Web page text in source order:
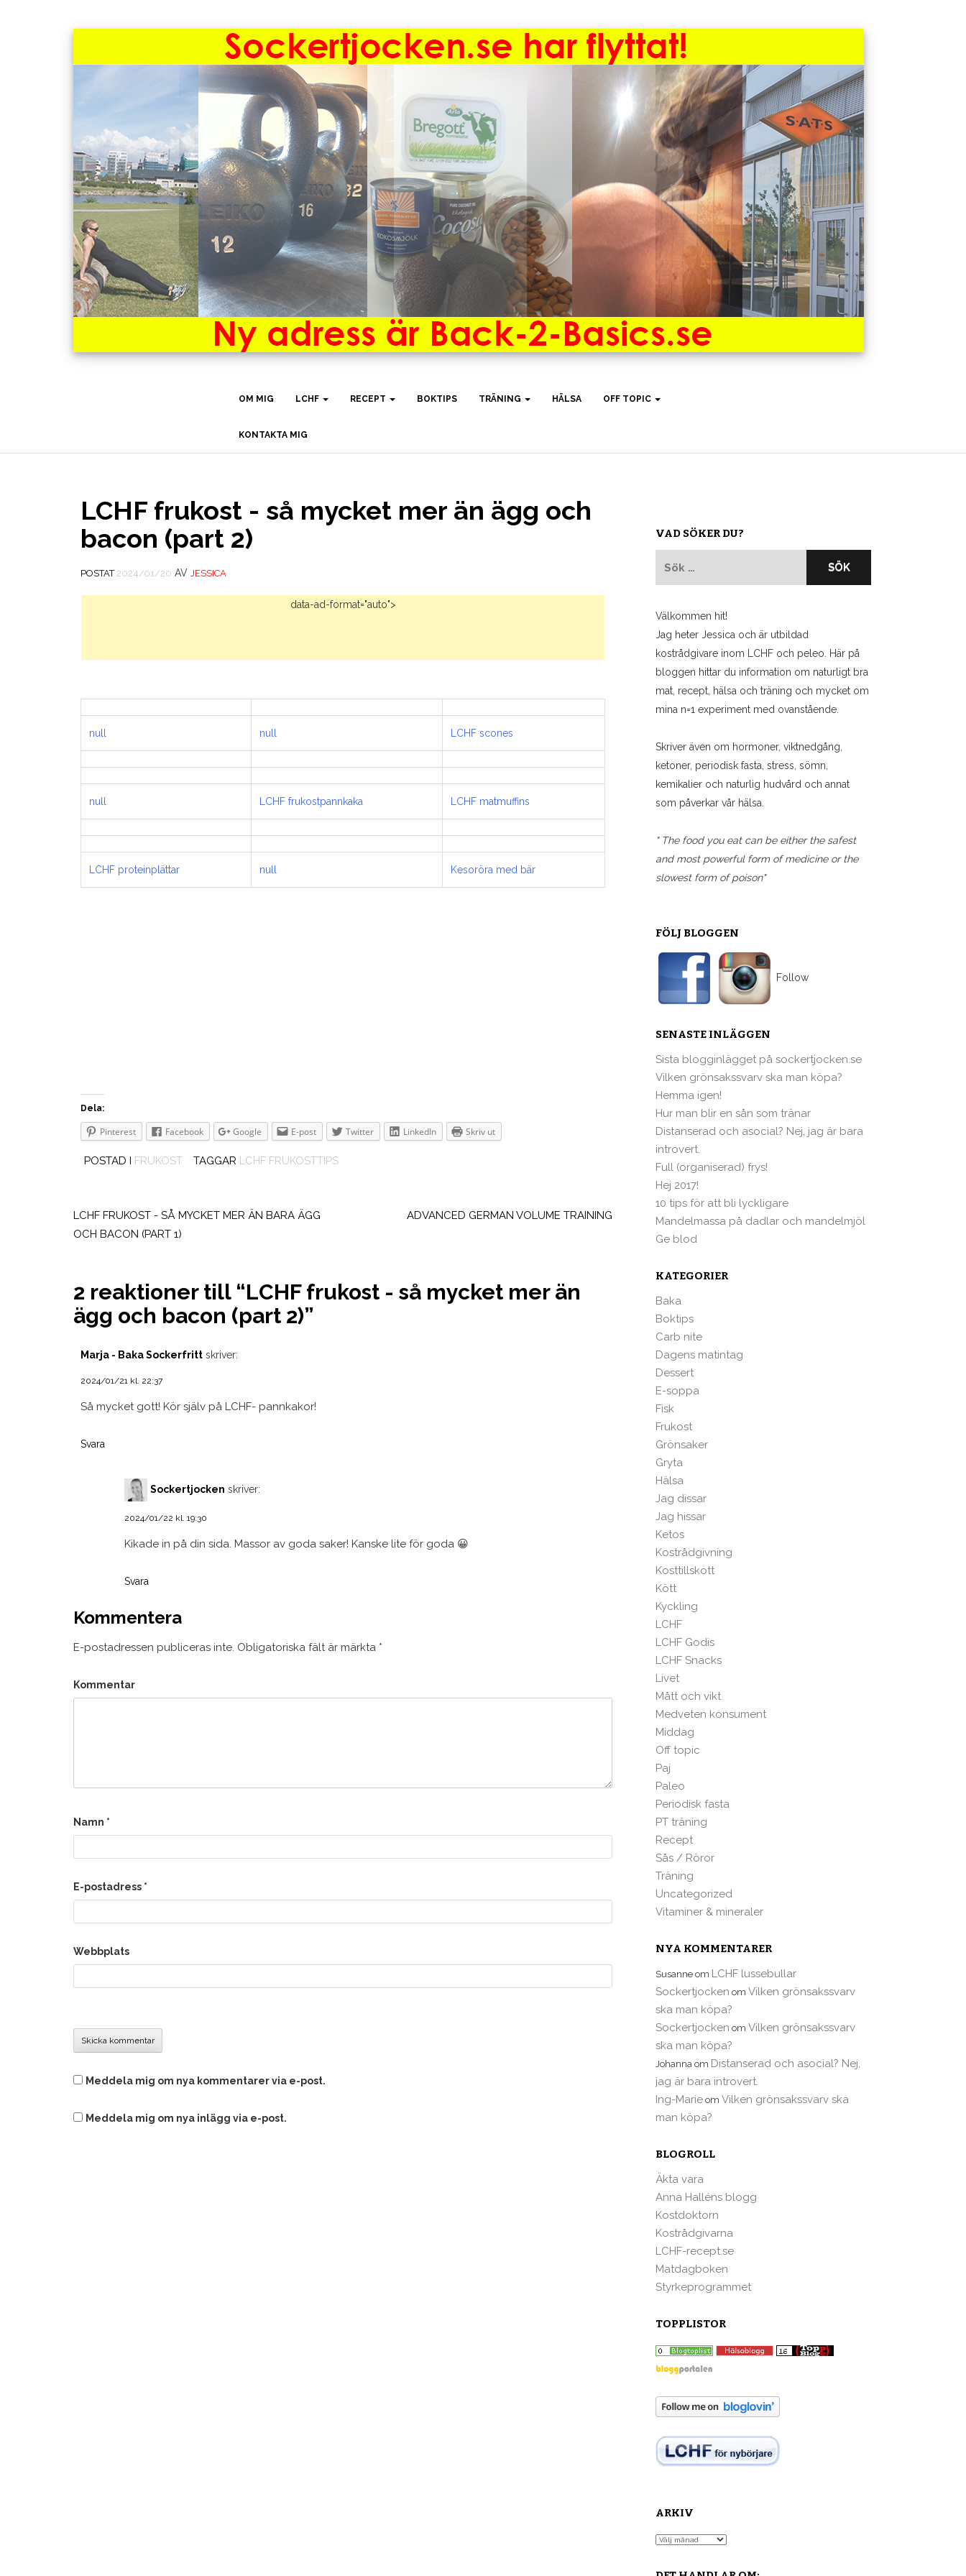
OM MIG LCHF RECEPT BOKTIPS TRÄNING HÄLSA OFF TOPIC
KONTAKTA MIG
LCHF frukost - så mycket mer än ägg och
bacon (part 2)
POSTAT 2024/01/20 AV JESSICA
data-ad-format="auto">
null null LCHF scones
null LCHF frukostpannkaka LCHF matmuffins
LCHF proteinplättar null Kesoröra med bär
Dela:
Pinterest Facebook Google E-post Twitter LinkedIn Skriv ut
POSTAD I FRUKOST TAGGAR LCHF FRUKOSTTIPS
LCHF FRUKOST - SÅ MYCKET MER ÄN BARA ÄGG
OCH BACON (PART 1)
ADVANCED GERMAN VOLUME TRAINING
2 reaktioner till “LCHF frukost - så mycket mer än
ägg och bacon (part 2)”
Marja - Baka Sockerfritt skriver:
2024/01/21 kl. 22:37
Så mycket gott! Kör själv på LCHF- pannkakor!
Svara
Sockertjocken skriver:
2024/01/22 kl. 19:30
Kikade in på din sida. Massor av goda saker! Kanske lite för goda 😀
Svara
Kommentera
E-postadressen publiceras inte. Obligatoriska fält är märkta *
Kommentar
Namn *
E-postadress *
Webbplats
Meddela mig om nya kommentarer via e-post.
Meddela mig om nya inlägg via e-post.
VAD SÖKER DU?
Välkommen hit!
Jag heter Jessica och är utbildad
kostrådgivare inom LCHF och peleo. Här på
bloggen hittar du information om naturligt bra
mat, recept, hälsa och träning och mycket om
mina n=1 experiment med ovanstående.
Skriver även om hormoner, viktnedgång,
ketoner, periodisk fasta, stress, sömn,
kemikalier och naturlig hudvård och annat
som påverkar vår hälsa.
" The food you eat can be either the safest
and most powerful form of medicine or the
slowest form of poison"
FÖLJ BLOGGEN
Follow
SENASTE INLÄGGEN
Sista blogginlägget på sockertjocken.se
Vilken grönsakssvarv ska man köpa?
Hemma igen!
Hur man blir en sån som tränar
Distanserad och asocial? Nej, jag är bara
introvert.
Full (organiserad) frys!
Hej 2017!
10 tips för att bli lyckligare
Mandelmassa på dadlar och mandelmjöl
Ge blod
KATEGORIER
Baka
Boktips
Carb nite
Dagens matintag
Dessert
E-soppa
Fisk
Frukost
Grönsaker
Gryta
Hälsa
Jag dissar
Jag hissar
Ketos
Kostrådgivning
Kosttillskott
Kött
Kyckling
LCHF
LCHF Godis
LCHF Snacks
Livet
Mått och vikt
Medveten konsument
Middag
Off topic
Paj
Paleo
Periodisk fasta
PT träning
Recept
Sås / Röror
Träning
Uncategorized
Vitaminer & mineraler
NYA KOMMENTARER
Susanne om LCHF lussebullar
Sockertjocken om Vilken grönsakssvarv
ska man köpa?
Sockertjocken om Vilken grönsakssvarv
ska man köpa?
Johanna om Distanserad och asocial? Nej,
jag är bara introvert.
Ing-Marie om Vilken grönsakssvarv ska
man köpa?
BLOGROLL
Äkta vara
Anna Halléns blogg
Kostdoktorn
Kostrådgivarna
LCHF-recept.se
Matdagboken
Styrkeprogrammet
TOPPLISTOR
ARKIV
Arkiv